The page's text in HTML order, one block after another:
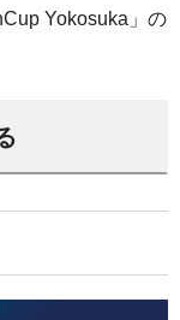
Yokosuka」の